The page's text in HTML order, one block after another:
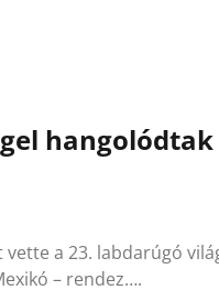
a 23. labdarúgó
– rendez….